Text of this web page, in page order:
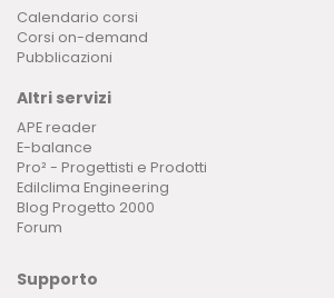
Calendario corsi
Corsi on-demand
Pubblicazioni
Altri servizi
APE reader
E-balance
Pro² - Progettisti e Prodotti
Edilclima Engineering
Blog Progetto 2000
Forum
Supporto